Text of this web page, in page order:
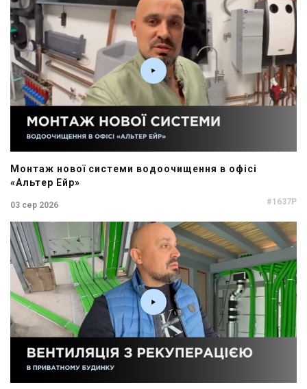
Монтаж нової системи водоочищення в офісі
«Альтер Ейр»
03 сер 2026 #1637P